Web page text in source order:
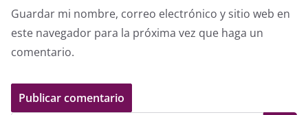
Guardar mi nombre, correo electrónico y sitio web en
este navegador para la próxima vez que haga un
comentario.